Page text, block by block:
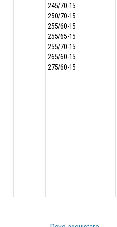
245/70-15
250/70-15
255/60-15
255/65-15
255/70-15
265/60-15
275/60-15